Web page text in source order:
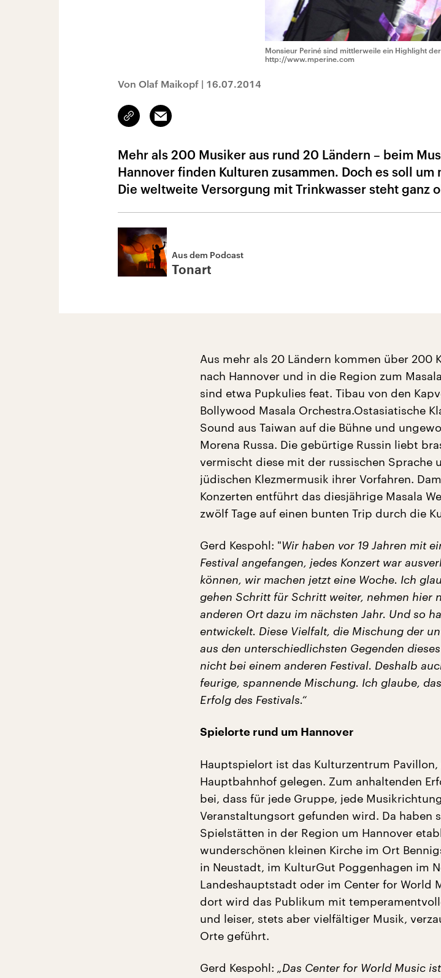
Monsieur Periné sind mittlerweile ein Highlight
http://www.mperine.com
Von Olaf Maikopf | 16.07.2014
Link
kopieren/teilen
Email
Mehr als 200 Musiker aus rund 20 Ländern – beim
Hannover finden Kulturen zusammen. Doch es soll um
Die weltweite Versorgung mit Trinkwasser steht ganz
Aus dem Podcast
Tonart
Aus mehr als 20 Ländern kommen über 200
nach Hannover und in die Region zum
sind etwa Pupkulies feat. Tibau von den
Bollywood Masala Orchestra.Ostasiatische
Sound aus Taiwan auf die Bühne und
Morena Russa. Die gebürtige Russin liebt
vermischt diese mit der russischen Sprache
jüdischen Klezmermusik ihrer Vorfahren.
Konzerten entführt das diesjährige Masala
zwölf Tage auf einen bunten Trip durch die
Gerd Kespohl: "Wir haben vor 19 Jahren mit
Festival angefangen, jedes Konzert war
können, wir machen jetzt eine Woche. Ich
gehen Schritt für Schritt weiter, nehmen hier
anderen Ort dazu im nächsten Jahr. Und so
entwickelt. Diese Vielfalt, die Mischung der
aus den unterschiedlichsten Gegenden
nicht bei einem anderen Festival. Deshalb
feurige, spannende Mischung. Ich glaube,
Erfolg des Festivals.“
Spielorte rund um Hannover
Hauptspielort ist das Kulturzentrum
Hauptbahnhof gelegen. Zum anhaltenden
bei, dass für jede Gruppe, jede
Veranstaltungsort gefunden wird. Da haben
Spielstätten in der Region um Hannover
wunderschönen kleinen Kirche im Ort
in Neustadt, im KulturGut Poggenhagen im
Landeshauptstadt oder im Center for World
dort wird das Publikum mit
und leiser, stets aber vielfältiger Musik,
Orte geführt.
Gerd Kespohl: „Das Center for World Music